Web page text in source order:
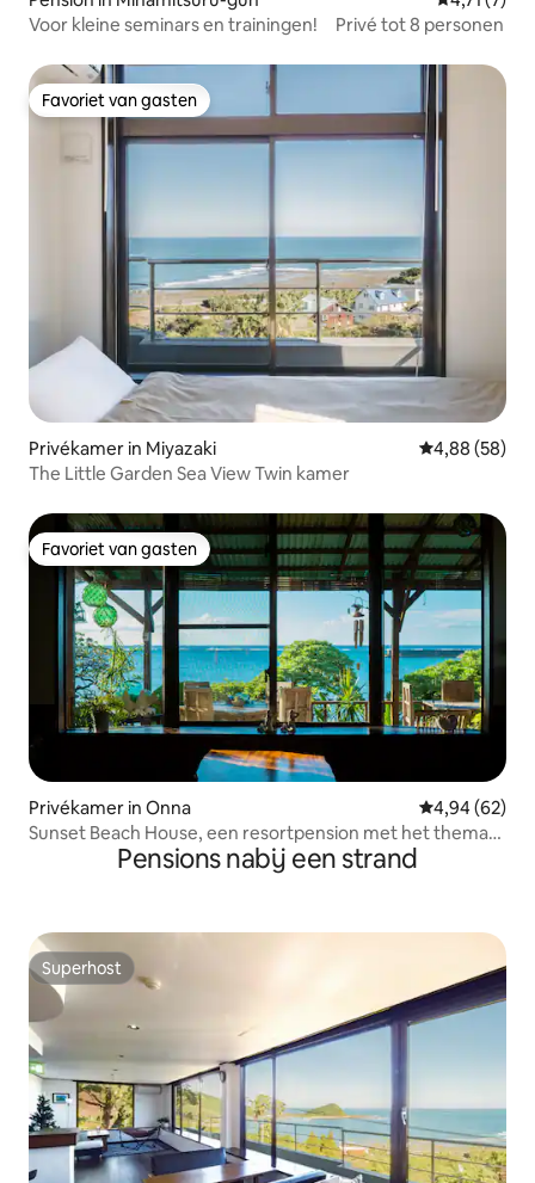
Voor kleine seminars en trainingen! Privé tot 8 personen
Favoriet van gasten
Favoriet van gasten
Privékamer in Miyazaki Gemiddelde
4,88 (58)
The Little Garden Sea View Twin kamer
Favoriet van gasten
Favoriet van gasten
Privékamer in Onna Gemiddelde
4,94 (62)
Sunset Beach House, een resortpension met het thema
natuurlijke genezing, met de zee vlak voor je
Pensions nabij een strand
Superhost
Superhost